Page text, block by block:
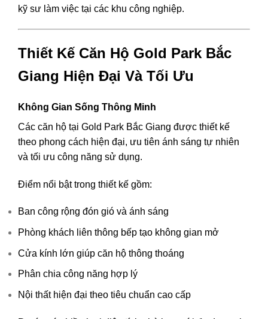
kỹ sư làm việc tại các khu công nghiệp.
Thiết Kế Căn Hộ Gold Park Bắc
Giang Hiện Đại Và Tối Ưu
Không Gian Sống Thông Minh
Các căn hộ tại Gold Park Bắc Giang được thiết kế
theo phong cách hiện đại, ưu tiên ánh sáng tự nhiên
và tối ưu công năng sử dụng.
Điểm nổi bật trong thiết kế gồm:
Ban công rộng đón gió và ánh sáng
Phòng khách liên thông bếp tạo không gian mở
Cửa kính lớn giúp căn hộ thông thoáng
Phân chia công năng hợp lý
Nội thất hiện đại theo tiêu chuẩn cao cấp